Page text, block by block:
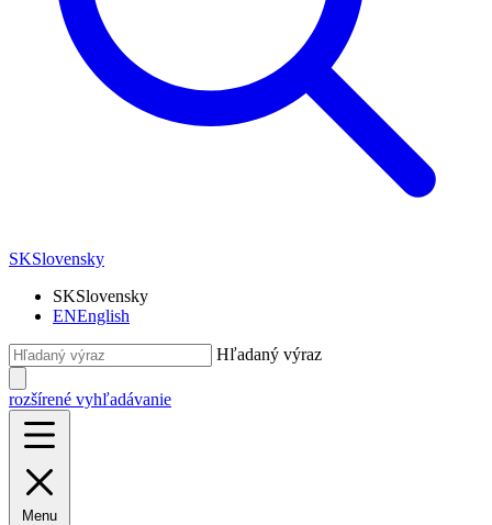
SKSlovensky
SKSlovensky
ENEnglish
Hľadaný výraz
rozšírené vyhľadávanie
Menu